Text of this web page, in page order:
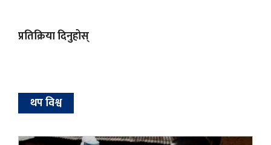
प्रतिक्रिया दिनुहोस्
थप विश्व